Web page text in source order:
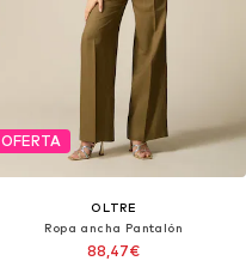
OFERTA
OLTRE
Ropa ancha Pantalón
88,47€